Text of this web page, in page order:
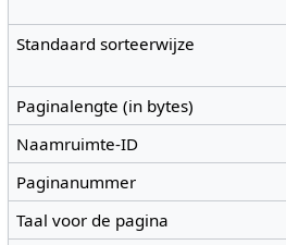
Standaard sorteerwijze
Paginalengte (in bytes)
Naamruimte-ID
Paginanummer
Taal voor de pagina